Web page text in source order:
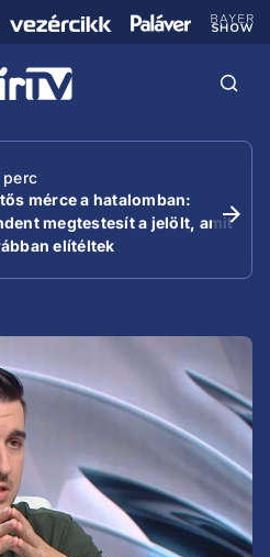
perc
mérce a hatalomban:
megtestesít a jelölt, amit
elítéltek